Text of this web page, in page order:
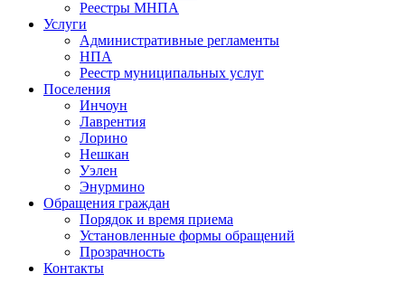
Реестры МНПА
Услуги
Административные регламенты
НПА
Реестр муниципальных услуг
Поселения
Инчоун
Лаврентия
Лорино
Нешкан
Уэлен
Энурмино
Обращения граждан
Порядок и время приема
Установленные формы обращений
Прозрачность
Контакты